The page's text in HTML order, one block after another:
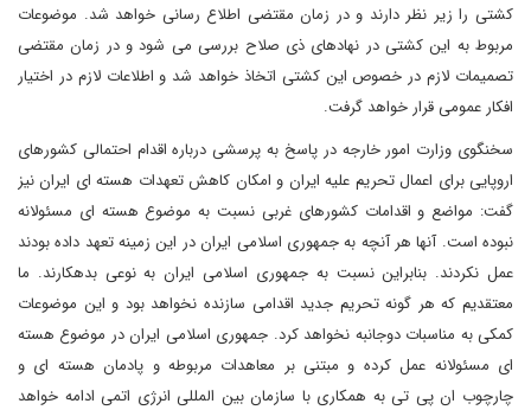
کشتی را زیر نظر دارند و در زمان مقتضی اطلاع رسانی خواهد شد. موضوعات
مربوط به این کشتی در نهادهای ذی صلاح بررسی می شود و در زمان مقتضی
تصمیمات لازم در خصوص این کشتی اتخاذ خواهد شد و اطلاعات لازم در اختیار
افکار عمومی قرار خواهد گرفت.
سخنگوی وزارت امور خارجه در پاسخ به پرسشی درباره اقدام احتمالی کشورهای
اروپایی برای اعمال تحریم علیه ایران و امکان کاهش تعهدات هسته ای ایران نیز
گفت: مواضع و اقدامات کشورهای غربی نسبت به موضوع هسته ای مسئولانه
نبوده است. آنها هر آنچه به جمهوری اسلامی ایران در این زمینه تعهد داده بودند
عمل نکردند. بنابراین نسبت به جمهوری اسلامی ایران به نوعی بدهکارند. ما
معتقدیم که هر گونه تحریم جدید اقدامی سازنده نخواهد بود و این موضوعات
کمکی به مناسبات دوجانبه نخواهد کرد. جمهوری اسلامی ایران در موضوع هسته
ای مسئولانه عمل کرده و مبتنی بر معاهدات مربوطه و پادمان هسته ای و
چارچوب ان پی تی به همکاری با سازمان بین المللی انرژی اتمی ادامه خواهد